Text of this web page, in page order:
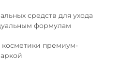
средств для ухода
формулам
косметики премиум-